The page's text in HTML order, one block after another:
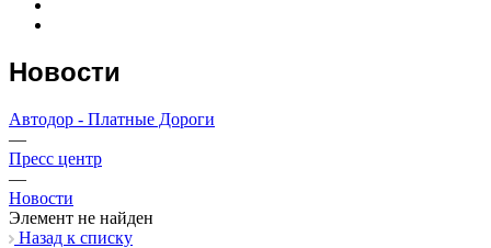
Новости
Автодор - Платные Дороги
—
Пресс центр
—
Новости
Элемент не найден
Назад к списку